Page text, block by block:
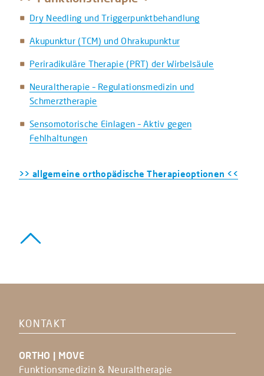
Dry Needling und Triggerpunktbehandlung
Akupunktur (TCM) und Ohrakupunktur
Periradikuläre Therapie (PRT) der Wirbelsäule
Neuraltherapie – Regulationsmedizin und
Schmerztherapie
Sensomotorische Einlagen – Aktiv gegen
Fehlhaltungen
>> allgemeine orthopädische Therapieoptionen <<
KONTAKT
ORTHO | MOVE
Funktionsmedizin & Neuraltherapie